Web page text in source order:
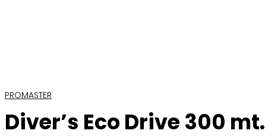
PROMASTER
Diver’s Eco Drive 300 mt.